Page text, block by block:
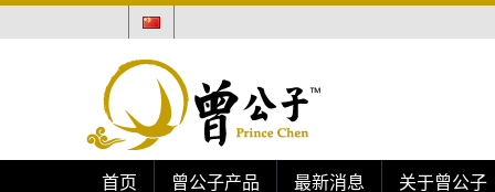
首页 曾公子产品 最新消息 关于曾公子